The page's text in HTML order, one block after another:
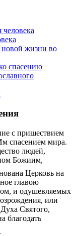
жизни во
спасению
с пришествием
спасением мира.
людей,
Божиим,
Церковь на
главою
и одушевляемых
или
Святого,
благодать